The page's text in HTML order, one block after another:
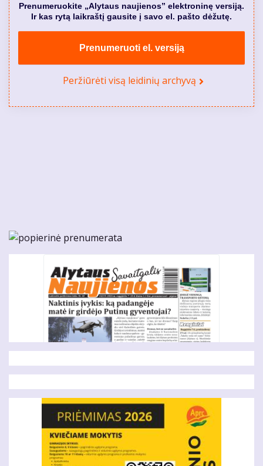
Prenumeruokite „Alytaus naujienos” elektroninę versiją.
Ir kas rytą laikraštį gausite į savo el. pašto dėžutę.
Prenumeruoti el. versiją
Peržiūrėti visą leidinių archyvą